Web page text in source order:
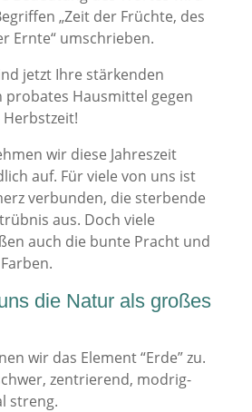
„Zeit der Früchte, des
Ernte“ umschrieben.
jetzt Ihre stärkenden
probates Hausmittel gegen
wir diese Jahreszeit
auf. Für viele von uns ist
verbunden, die sterbende
aus. Doch viele
auch die bunte Pracht und
die Natur als großes
wir das Element “Erde” zu.
zentrierend, modrig-
streng.